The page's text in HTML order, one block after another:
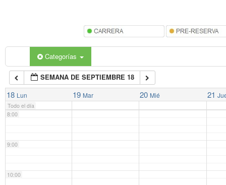
Categorías
SEMANA DE SEPTIEMBRE 18
18 Lun 19 Mar 20 Mié 21
Todo el día
7:00
8:00
9:00
10:00